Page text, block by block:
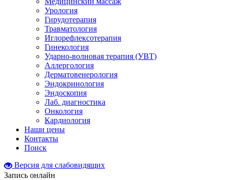
Урология
Гирудотерапия
Травматология
Иглорефлексотерапия
Гинекология
Ударно-волновая терапия (УВТ)
Аллергология
Дерматовенерология
Эндокринология
Эндоскопия
Лаб. диагностика
Онкология
Кардиология
Наши цены
Контакты
Поиск
Версия для слабовидящих
Запись онлайн